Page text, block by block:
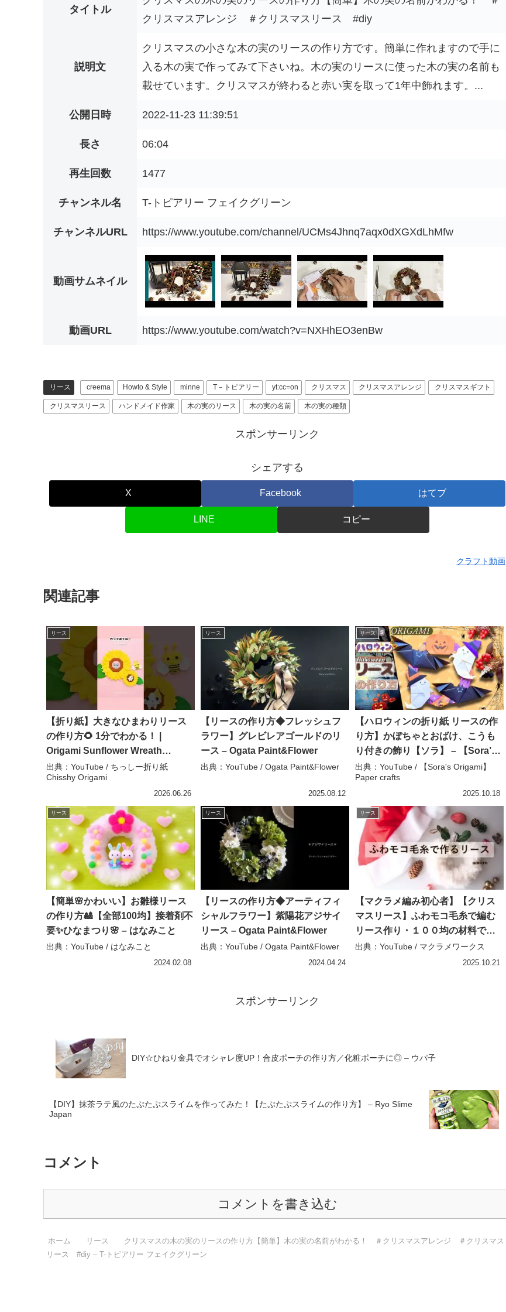
タイトル
クリスマスアレンジ ＃クリスマスリース #diy
説明文
クリスマスの小さな木の実のリースの作り方です。簡単に作れますので手に
入る木の実で作ってみて下さいね。木の実のリースに使った木の実の名前も
載せています。クリスマスが終わると赤い実を取って1年中飾れます。...
公開日時 2022-11-23 11:39:51
長さ 06:04
再生回数 1477
チャンネル名 T-トピアリー フェイクグリーン
チャンネルURL https://www.youtube.com/channel/UCMs4Jhnq7aqx0dXGXdLhMfw
動画サムネイル
動画URL https://www.youtube.com/watch?v=NXHhEO3enBw
リース creema Howto & Style minne T－トピアリー yt:cc=on クリスマス クリスマスアレンジ クリスマスギフト
クリスマスリース ハンドメイド作家 木の実のリース 木の実の名前 木の実の種類
スポンサーリンク
シェアする
X Facebook はてブ
LINE コピー
クラフト動画
関連記事
リース
【折り紙】大きなひまわりリース
の作り方🌻 1分でわかる！ |
Origami Sunflower Wreath
Tutorial – ちっしー折り紙 Chisshy
Origami
出典：YouTube / ちっしー折り紙
Chisshy Origami
2026.06.26
リース
【リースの作り方◆フレッシュフ
ラワー】グレビレアゴールドのリ
ース – Ogata Paint&Flower
出典：YouTube / Ogata Paint&Flower
2025.08.12
リース
【ハロウィンの折り紙 リースの作
り方】かぼちゃとおばけ、こうも
り付きの飾り【ソラ】 – 【Sora’s
Origami】Paper crafts
出典：YouTube / 【Sora's Origami】
Paper crafts
2025.10.18
リース
【簡単🌸かわいい】お雛様リース
の作り方🎎【全部100均】接着剤不
要✨ひなまつり🌸 – はなみこと
出典：YouTube / はなみこと
2024.02.08
リース
【リースの作り方◆アーティフィ
シャルフラワー】紫陽花アジサイ
リース – Ogata Paint&Flower
出典：YouTube / Ogata Paint&Flower
2024.04.24
リース
【マクラメ編み初心者】【クリス
マスリース】ふわモコ毛糸で編む
リース作り・１００均の材料で作
れます！ – マクラメワークス
出典：YouTube / マクラメワークス
2025.10.21
スポンサーリンク
DIY☆ひねり金具でオシャレ度UP！合皮ポーチの作り方／化粧ポーチに◎ – ウパ子
【DIY】抹茶ラテ風のたぷたぷスライムを作ってみた！【たぷたぷスライムの作り方】 – Ryo Slime
Japan
コメント
コメントを書き込む
ホーム リース
クリスマスの木の実のリースの作り方【簡単】木の実の名前がわかる！ ＃クリスマスアレンジ ＃クリスマス
リース #diy – T-トピアリー フェイクグリーン